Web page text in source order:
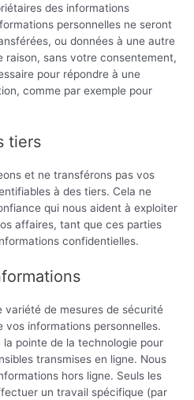
des informations
personnelles ne seront
ou données à une autre
raison, sans votre consentement,
pour répondre à une
comme par exemple pour
tiers
et ne transférons pas vos
à des tiers. Cela ne
qui nous aident à exploiter
affaires, tant que ces parties
confidentielles.
de mesures de sécurité
vos informations personnelles.
pointe de la technologie pour
transmises en ligne. Nous
hors ligne. Seuls les
un travail spécifique (par